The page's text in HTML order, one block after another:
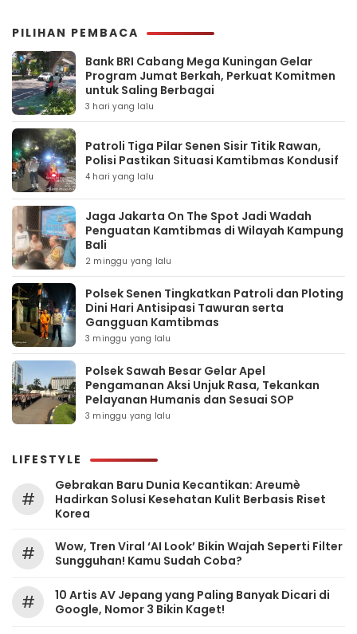
PILIHAN PEMBACA
Bank BRI Cabang Mega Kuningan Gelar
Program Jumat Berkah, Perkuat Komitmen
untuk Saling Berbagai
3 hari yang lalu
Patroli Tiga Pilar Senen Sisir Titik Rawan,
Polisi Pastikan Situasi Kamtibmas Kondusif
4 hari yang lalu
Jaga Jakarta On The Spot Jadi Wadah
Penguatan Kamtibmas di Wilayah Kampung
Bali
2 minggu yang lalu
Polsek Senen Tingkatkan Patroli dan Ploting
Dini Hari Antisipasi Tawuran serta
Gangguan Kamtibmas
3 minggu yang lalu
Polsek Sawah Besar Gelar Apel
Pengamanan Aksi Unjuk Rasa, Tekankan
Pelayanan Humanis dan Sesuai SOP
3 minggu yang lalu
LIFESTYLE
#
Gebrakan Baru Dunia Kecantikan: Areumè
Hadirkan Solusi Kesehatan Kulit Berbasis Riset
Korea
#
Wow, Tren Viral ‘AI Look’ Bikin Wajah Seperti Filter
Sungguhan! Kamu Sudah Coba?
#
10 Artis AV Jepang yang Paling Banyak Dicari di
Google, Nomor 3 Bikin Kaget!